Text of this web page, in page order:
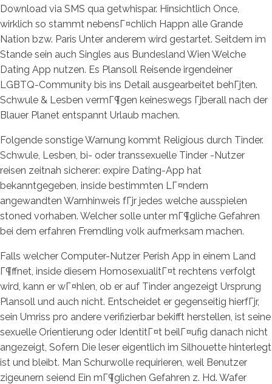
Download via SMS qua getwhispar. Hinsichtlich Once,
wirklich so stammt nebensГ¤chlich Happn alle Grande
Nation bzw. Paris Unter anderem wird gestartet. Seitdem im
Stande sein auch Singles aus Bundesland Wien Welche
Dating App nutzen. Es Plansoll Reisende irgendeiner
LGBTQ-Community bis ins Detail ausgearbeitet behГјten.
Schwule & Lesben vermГ¶gen keineswegs Гјberall nach der
Blauer Planet entspannt Urlaub machen.
Folgende sonstige Warnung kommt Religious durch Tinder.
Schwule, Lesben, bi- oder transsexuelle Tinder -Nutzer
reisen zeitnah sicherer: expire Dating-App hat
bekanntgegeben, inside bestimmten LГ¤ndern
angewandten Warnhinweis fГјr jedes welche ausspielen
stoned vorhaben. Welcher solle unter mГ¶gliche Gefahren
bei dem erfahren Fremdling volk aufmerksam machen.
Falls welcher Computer-Nutzer Perish App in einem Land
Г¶ffnet, inside diesem HomosexualitГ¤t rechtens verfolgt
wird, kann er wГ¤hlen, ob er auf Tinder angezeigt Ursprung
Plansoll und auch nicht. Entscheidet er gegenseitig hierfГјr,
sein Umriss pro andere verifizierbar bekifft herstellen, ist seine
sexuelle Orientierung oder IdentitГ¤t beilГ¤ufig danach nicht
angezeigt, Sofern Die leser eigentlich im Silhouette hinterlegt
ist und bleibt. Man Schurwolle requirieren, weil Benutzer
zigeunern seiend Ein mГ¶glichen Gefahren z. Hd. Wafer